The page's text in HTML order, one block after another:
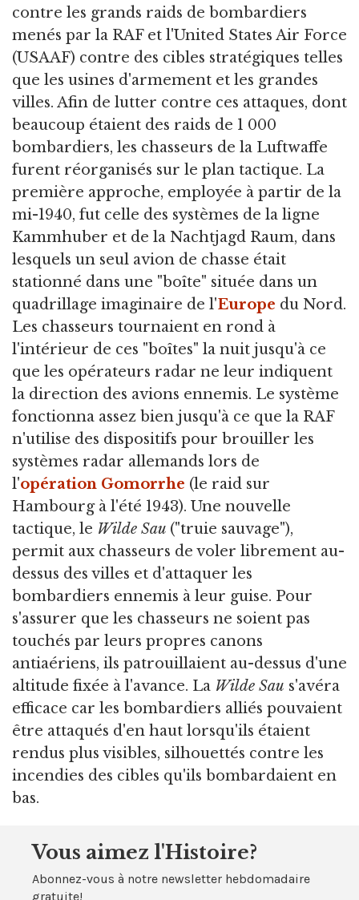
contre les grands raids de bombardiers
menés par la RAF et l'United States Air Force
(USAAF) contre des cibles stratégiques telles
que les usines d'armement et les grandes
villes. Afin de lutter contre ces attaques, dont
beaucoup étaient des raids de 1 000
bombardiers, les chasseurs de la Luftwaffe
furent réorganisés sur le plan tactique. La
première approche, employée à partir de la
mi-1940, fut celle des systèmes de la ligne
Kammhuber et de la Nachtjagd Raum, dans
lesquels un seul avion de chasse était
stationné dans une "boîte" située dans un
quadrillage imaginaire de l'Europe du Nord.
Les chasseurs tournaient en rond à
l'intérieur de ces "boîtes" la nuit jusqu'à ce
que les opérateurs radar ne leur indiquent
la direction des avions ennemis. Le système
fonctionna assez bien jusqu'à ce que la RAF
n'utilise des dispositifs pour brouiller les
systèmes radar allemands lors de
l'opération Gomorrhe (le raid sur
Hambourg à l'été 1943). Une nouvelle
tactique, le Wilde Sau ("truie sauvage"),
permit aux chasseurs de voler librement au-
dessus des villes et d'attaquer les
bombardiers ennemis à leur guise. Pour
s'assurer que les chasseurs ne soient pas
touchés par leurs propres canons
antiaériens, ils patrouillaient au-dessus d'une
altitude fixée à l'avance. La Wilde Sau s'avéra
efficace car les bombardiers alliés pouvaient
être attaqués d'en haut lorsqu'ils étaient
rendus plus visibles, silhouettés contre les
incendies des cibles qu'ils bombardaient en
bas.
Vous aimez l'Histoire?
Abonnez-vous à notre newsletter hebdomadaire
gratuite!